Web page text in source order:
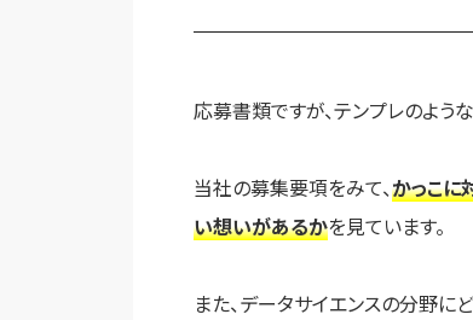
応募書類ですが、テンプレのよう
当社の募集要項をみて、かっこに
い想いがあるかを見ています。
また、データサイエンスの分野に